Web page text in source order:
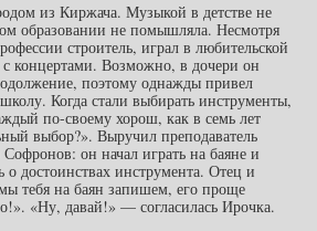
из Киржача. Музыкой в детстве не
образовании не помышляла. Несмотря
строитель, играл в любительской
концертами. Возможно, в дочери он
поэтому однажды привел
Когда стали выбирать инструменты,
по-своему хорош, как в семь лет
выбор?». Выручил преподаватель
он начал играть на баяне и
о достоинствах инструмента. Отец и
тебя на баян запишем, его проще
«Ну, давай!» — согласилась Ирочка.